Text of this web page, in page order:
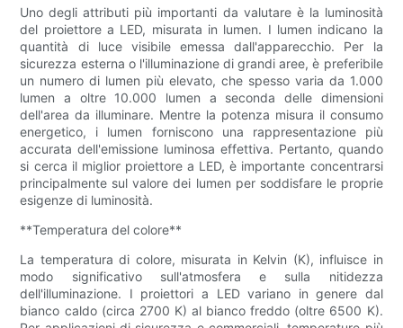
Uno degli attributi più importanti da valutare è la luminosità
del proiettore a LED, misurata in lumen. I lumen indicano la
quantità di luce visibile emessa dall'apparecchio. Per la
sicurezza esterna o l'illuminazione di grandi aree, è preferibile
un numero di lumen più elevato, che spesso varia da 1.000
lumen a oltre 10.000 lumen a seconda delle dimensioni
dell'area da illuminare. Mentre la potenza misura il consumo
energetico, i lumen forniscono una rappresentazione più
accurata dell'emissione luminosa effettiva. Pertanto, quando
si cerca il miglior proiettore a LED, è importante concentrarsi
principalmente sul valore dei lumen per soddisfare le proprie
esigenze di luminosità.
**Temperatura del colore**
La temperatura di colore, misurata in Kelvin (K), influisce in
modo significativo sull'atmosfera e sulla nitidezza
dell'illuminazione. I proiettori a LED variano in genere dal
bianco caldo (circa 2700 K) al bianco freddo (oltre 6500 K).